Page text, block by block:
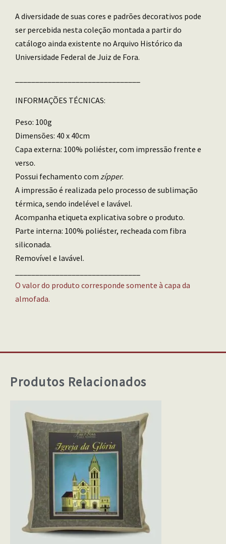
A diversidade de suas cores e padrões decorativos pode
ser percebida nesta coleção montada a partir do
catálogo ainda existente no Arquivo Histórico da
Universidade Federal de Juiz de Fora.
INFORMAÇÕES TÉCNICAS:
Peso: 100g
Dimensões: 40 x 40cm
Capa externa: 100% poliéster, com impressão frente e
verso.
Possui fechamento com zípper.
A impressão é realizada pelo processo de sublimação
térmica, sendo indelével e lavável.
Acompanha etiqueta explicativa sobre o produto.
Parte interna: 100% poliéster, recheada com fibra
siliconada.
Removível e lavável.
O valor do produto corresponde somente à capa da
almofada.
Produtos Relacionados